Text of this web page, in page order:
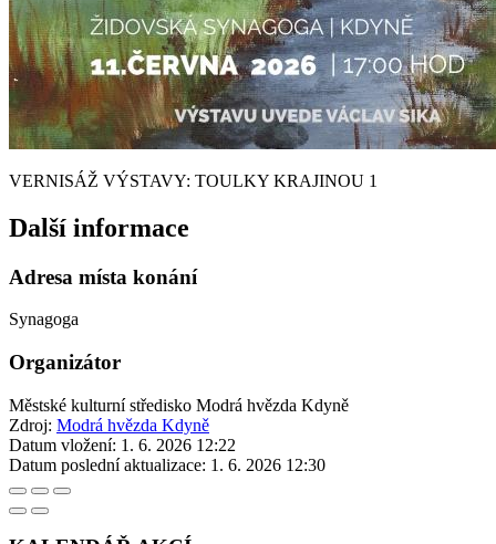
VERNISÁŽ VÝSTAVY: TOULKY KRAJINOU 1
Další informace
Adresa místa konání
Synagoga
Organizátor
Městské kulturní středisko Modrá hvězda Kdyně
Zdroj: Modrá hvězda Kdyně
Datum vložení: 1. 6. 2026 12:22
Datum poslední aktualizace: 1. 6. 2026 12:30